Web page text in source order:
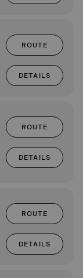
ROUTE
DETAILS
ROUTE
DETAILS
ROUTE
DETAILS